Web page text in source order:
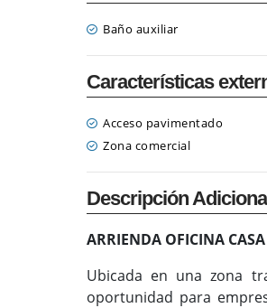
Baño auxiliar
Características
Acceso pavimentado
Zona comercial
Descripción
ARRIENDA OFICINA
Ubicada en una zona
oportunidad para